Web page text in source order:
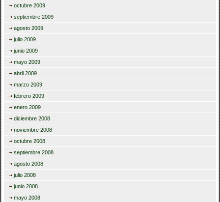
octubre 2009
septiembre 2009
agosto 2009
julio 2009
junio 2009
mayo 2009
abril 2009
marzo 2009
febrero 2009
enero 2009
diciembre 2008
noviembre 2008
octubre 2008
septiembre 2008
agosto 2008
julio 2008
junio 2008
mayo 2008